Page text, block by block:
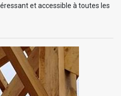
et accessible à toutes les